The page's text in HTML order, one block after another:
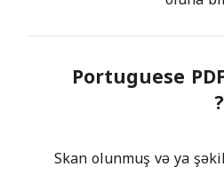
Portuguese
Skan olunmuş və ya